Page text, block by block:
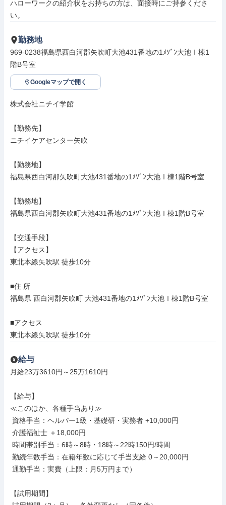
ハローワークの紹介状をお持ちの方は、面接時にご持参くださ
い。
勤務地
969-0238福島県西白河郡矢吹町大池431番地の1ﾒｿﾞﾝ大池Ⅰ棟1
階B号室
Googleマップで開く
株式会社ニチイ学館
【勤務先】
ニチイケアセンター矢吹
【勤務地】
福島県西白河郡矢吹町大池431番地の1ﾒｿﾞﾝ大池Ⅰ棟1階B号室
【勤務地】
福島県西白河郡矢吹町大池431番地の1ﾒｿﾞﾝ大池Ⅰ棟1階B号室
【交通手段】
【アクセス】
東北本線矢吹駅 徒歩10分
■住 所
福島県 西白河郡矢吹町 大池431番地の1ﾒｿﾞﾝ大池Ⅰ棟1階B号室
■アクセス
東北本線矢吹駅 徒歩10分
給与
月給23万3610円～25万1610円
【給与】
≪このほか、各種手当あり≫
【試用期間】